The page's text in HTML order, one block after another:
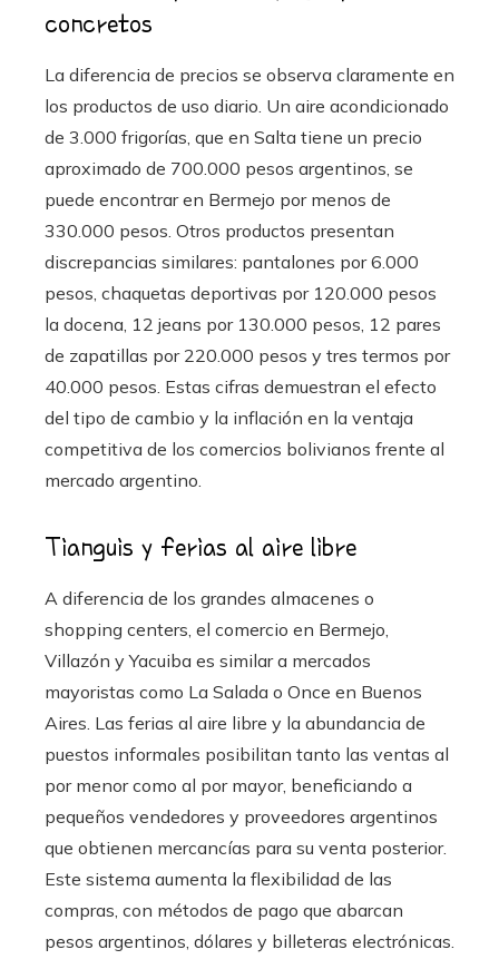
concretos
La diferencia de precios se observa claramente en
los productos de uso diario. Un aire acondicionado
de 3.000 frigorías, que en Salta tiene un precio
aproximado de 700.000 pesos argentinos, se
puede encontrar en Bermejo por menos de
330.000 pesos. Otros productos presentan
discrepancias similares: pantalones por 6.000
pesos, chaquetas deportivas por 120.000 pesos
la docena, 12 jeans por 130.000 pesos, 12 pares
de zapatillas por 220.000 pesos y tres termos por
40.000 pesos. Estas cifras demuestran el efecto
del tipo de cambio y la inflación en la ventaja
competitiva de los comercios bolivianos frente al
mercado argentino.
Tianguis y ferias al aire libre
A diferencia de los grandes almacenes o
shopping centers, el comercio en Bermejo,
Villazón y Yacuiba es similar a mercados
mayoristas como La Salada o Once en Buenos
Aires. Las ferias al aire libre y la abundancia de
puestos informales posibilitan tanto las ventas al
por menor como al por mayor, beneficiando a
pequeños vendedores y proveedores argentinos
que obtienen mercancías para su venta posterior.
Este sistema aumenta la flexibilidad de las
compras, con métodos de pago que abarcan
pesos argentinos, dólares y billeteras electrónicas.